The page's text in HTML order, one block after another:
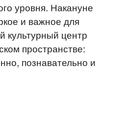
уровня. Накануне
и важное для
культурный центр
пространстве:
познавательно и